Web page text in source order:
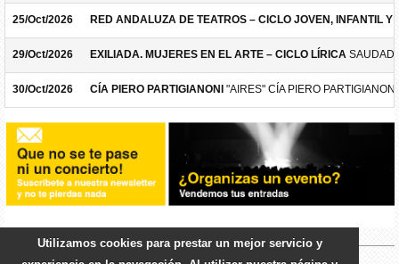
25/Oct/2026 RED ANDALUZA DE TEATROS – CICLO JOVEN, INFANTIL Y
29/Oct/2026 EXILIADA. MUJERES EN EL ARTE – CICLO LÍRICA
30/Oct/2026 CÍA PIERO PARTIGIANONI "AIRES" CÍA PIERO PARTIGIANONI
Utilizamos cookies para prestar un mejor servicio y